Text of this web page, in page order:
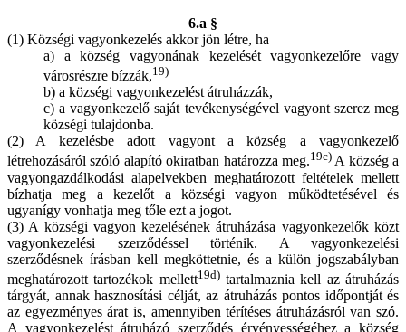
6.a §
(1) Községi vagyonkezelés akkor jön létre, ha
a) a község vagyonának kezelését vagyonkezelőre vagy
városrészre bízzák,19)
b) a községi vagyonkezelést átruházzák,
c) a vagyonkezelő saját tevékenységével vagyont szerez meg
községi tulajdonba.
(2) A kezelésbe adott vagyont a község a vagyonkezelő
létrehozásáról szóló alapító okiratban határozza meg.19c)A község a
vagyongazdálkodási alapelvekben meghatározott feltételek mellett
bízhatja meg a kezelőt a községi vagyon működtetésével és
ugyanígy vonhatja meg tőle ezt a jogot.
(3) A községi vagyon kezelésének átruházása vagyonkezelők közt
vagyonkezelési szerződéssel történik. A vagyonkezelési
szerződésnek írásban kell megköttetnie, és a külön jogszabályban
meghatározott tartozékok mellett19d)tartalmaznia kell az átruházás
tárgyát, annak hasznosítási célját, az átruházás pontos időpontját és
az egyezményes árat is, amennyiben térítéses átruházásról van szó.
A vagyonkezelést átruházó szerződés érvényességéhez a község